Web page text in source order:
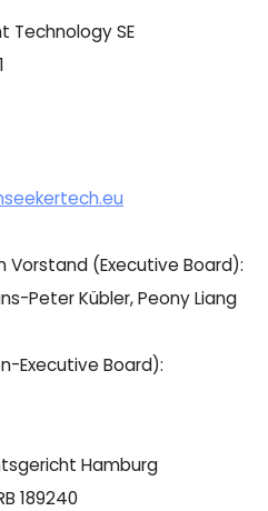
Technology SE
Vorstand (Executive Board):
Peter Kübler, Peony Liang
Executive Board):
Hamburg
189240